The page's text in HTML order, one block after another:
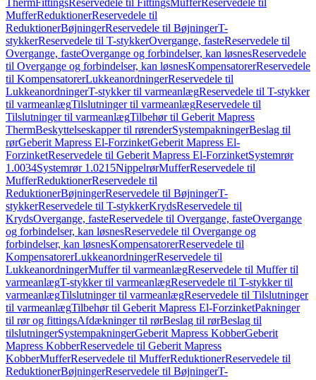
ThermFittingsReservedele til FittingsMufferReservedele til
MufferReduktionerReservedele til
ReduktionerBøjningerReservedele til BøjningerT-
stykkerReservedele til T-stykkerOvergange, fasteReservedele til
Overgange, fasteOvergange og forbindelser, kan løsnesReservedele
til Overgange og forbindelser, kan løsnesKompensatorerReservedele
til KompensatorerLukkeanordningerReservedele til
LukkeanordningerT-stykker til varmeanlægReservedele til T-stykker
til varmeanlægTilslutninger til varmeanlægReservedele til
Tilslutninger til varmeanlægTilbehør til Geberit Mapress
ThermBeskyttelseskapper til rørenderSystempakningerBeslag til
rørGeberit Mapress El-ForzinketGeberit Mapress El-
ForzinketReservedele til Geberit Mapress El-ForzinketSystemrør
1.0034Systemrør 1.0215NippelrørMufferReservedele til
MufferReduktionerReservedele til
ReduktionerBøjningerReservedele til BøjningerT-
stykkerReservedele til T-stykkerKrydsReservedele til
KrydsOvergange, fasteReservedele til Overgange, fasteOvergange
og forbindelser, kan løsnesReservedele til Overgange og
forbindelser, kan løsnesKompensatorerReservedele til
KompensatorerLukkeanordningerReservedele til
LukkeanordningerMuffer til varmeanlægReservedele til Muffer til
varmeanlægT-stykker til varmeanlægReservedele til T-stykker til
varmeanlægTilslutninger til varmeanlægReservedele til Tilslutninger
til varmeanlægTilbehør til Geberit Mapress El-ForzinketPakninger
til rør og fittingsAfdækninger til rørBeslag til rørBeslag til
tilslutningerSystempakningerGeberit Mapress KobberGeberit
Mapress KobberReservedele til Geberit Mapress
KobberMufferReservedele til MufferReduktionerReservedele til
ReduktionerBøjningerReservedele til BøjningerT-